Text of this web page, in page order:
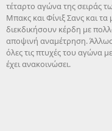
τέταρτο αγώνα της σειράς
Μπακς και Φίνιξ Σανς και
διεκδικήσουν κέρδη με
αποψινή αναμέτρηση.
όλες τις πτυχές του αγώνα
έχει ανακοινώσει.